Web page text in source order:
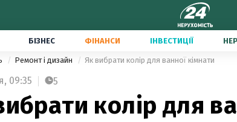
БІЗНЕС ФІНАНСИ ІНВЕСТИЦІЇ
Ремонт і дизайн Як вибрати колір для ванної кімнати
09:35 5
колір для